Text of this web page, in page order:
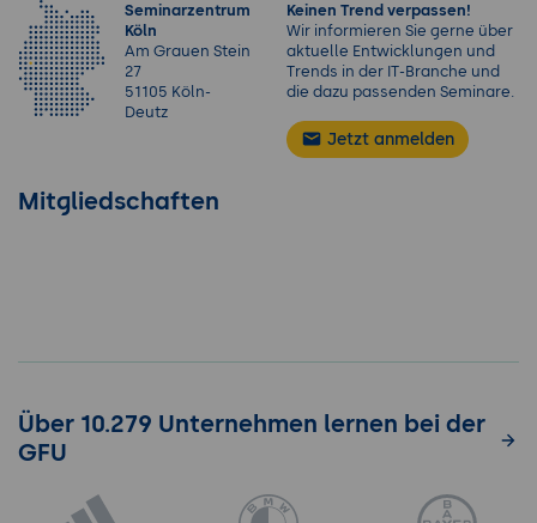
Seminarzentrum
Köln
Am Grauen Stein
27
51105 Köln-
Deutz
Keinen Trend verpassen!
Wir informieren Sie gerne über
aktuelle Entwicklungen und
Trends in der IT-Branche und
die dazu passenden Seminare.
Jetzt anmelden
Mitgliedschaften
Über 10.279 Unternehmen lernen bei der
GFU